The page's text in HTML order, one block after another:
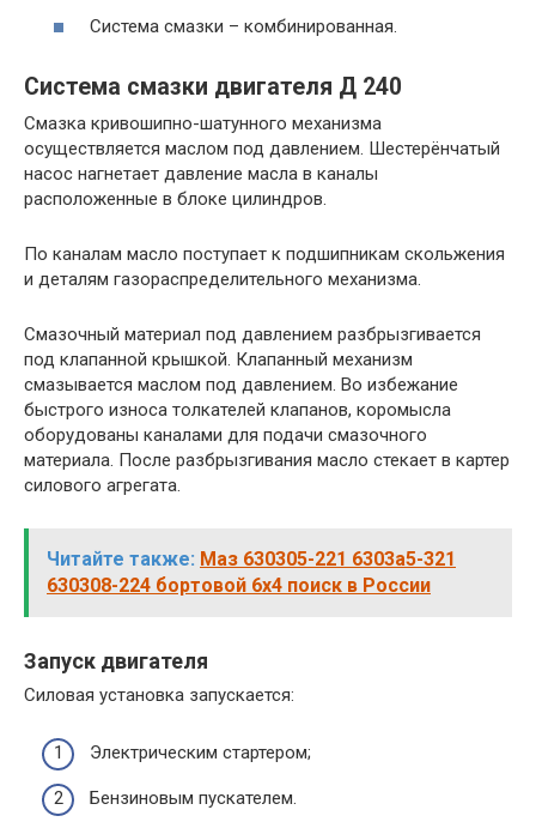
Система смазки – комбинированная.
Система смазки двигателя Д 240
Смазка кривошипно-шатунного механизма
осуществляется маслом под давлением. Шестерёнчатый
насос нагнетает давление масла в каналы
расположенные в блоке цилиндров.
По каналам масло поступает к подшипникам скольжения
и деталям газораспределительного механизма.
Смазочный материал под давлением разбрызгивается
под клапанной крышкой. Клапанный механизм
смазывается маслом под давлением. Во избежание
быстрого износа толкателей клапанов, коромысла
оборудованы каналами для подачи смазочного
материала. После разбрызгивания масло стекает в картер
силового агрегата.
Читайте также: Маз 630305-221 6303а5-321
630308-224 бортовой 6х4 поиск в России
Запуск двигателя
Силовая установка запускается:
Электрическим стартером;
Бензиновым пускателем.